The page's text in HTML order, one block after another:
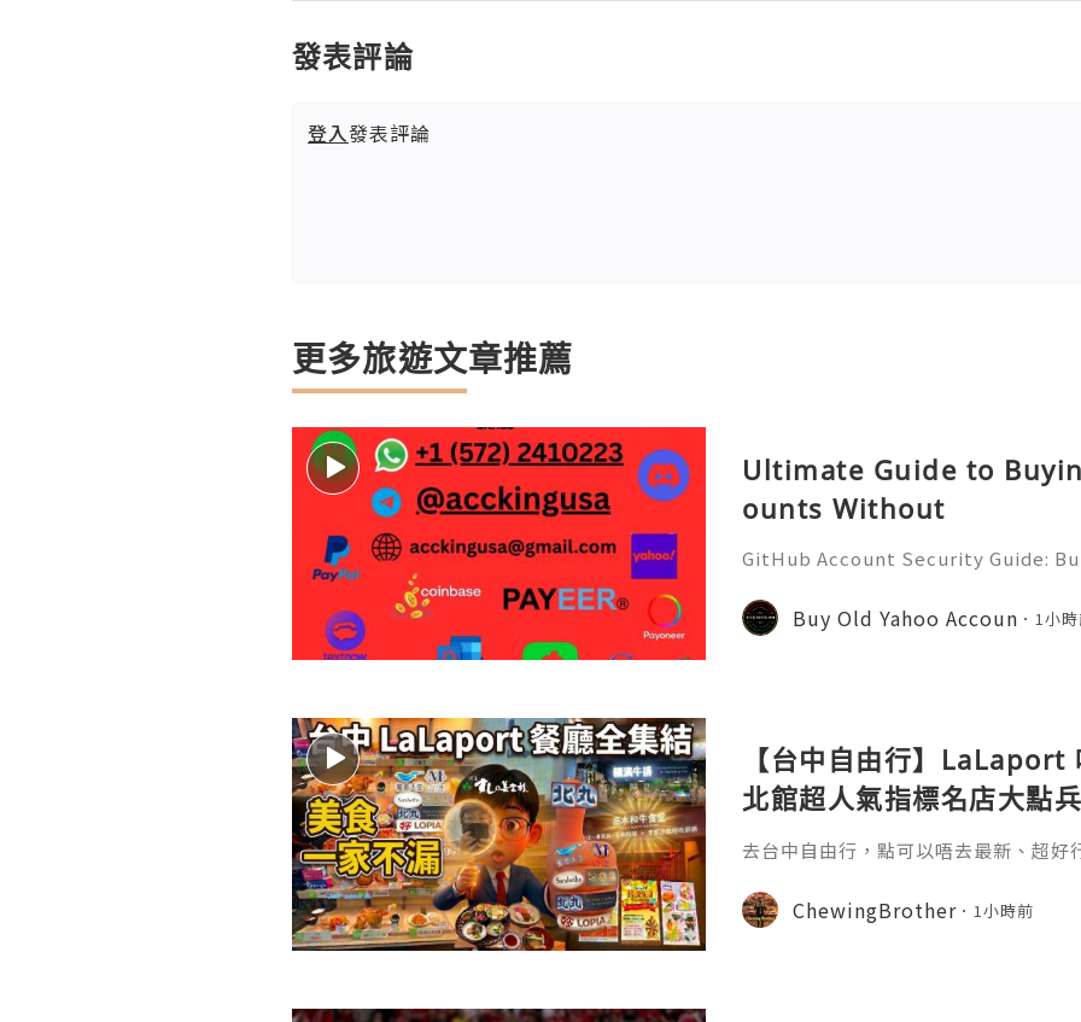
發表評論
登入發表評論
更多旅遊文章推薦
Ultimate Guide to
ounts Without
GitHub Account Security Guide:
d's leading platforms for
ration. Millions of develo
Buy Old Yahoo Accoun 1小
【台中自由行】LaLaport
北館超人氣指標名店大點
送「北丸」職人料理與南
去台中自由行，點可以唔去最新、超
ther（蚯蚓弟弟）同 Chewing Sister
為大家整理出一份最完整、最誠實嘅探
ChewingBrother 1小時前